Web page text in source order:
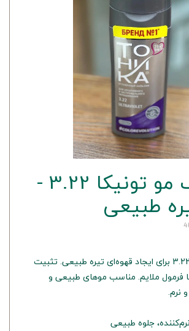
شامپو رنگ مو تونیکا 3.22 -
طبیعی
شامپو رنگ مو تونیكا 3.22 برای ایجاد قهوه‌ای تیره طبیعی. تثبیت
فرمول ملایم. مناسب موهای طبیعی و
نرم.
جلوه طبیعی